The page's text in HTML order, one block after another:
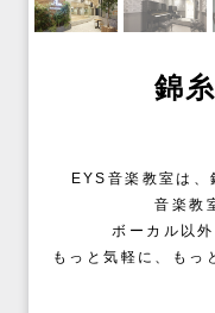
錦
EYS音楽教室は、
音楽教
ボーカル以
もっと気軽に、もっ